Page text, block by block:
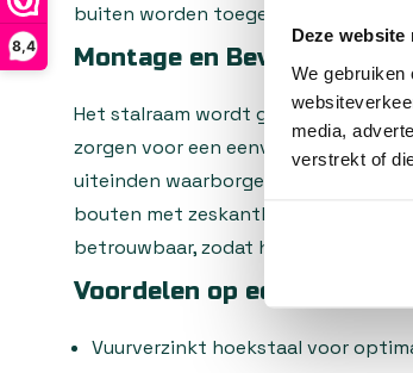
Deze
We gebruiken
media,
verstrekt of
8,4
buiten worden toegepast.
Montage en Bevestiging
Het stalraam wordt geleverd met
zorgen voor een eenvoudige en
uiteinden waarborgen een stevige
bouten met zeskantkoppen en
betrouwbaar, zodat het raam stevig
Voordelen op een Rij
Vuurverzinkt hoekstaal voor